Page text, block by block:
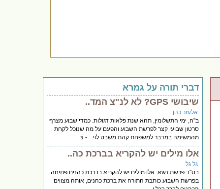
דברי תורה על גמרא
שיבושי GPS? לא לנ"צ המד..
אלעזר כהן
ב"ה, ימי התשלומין, תהא שנת פלאות דגולות. כמדי שבוע מצרף
סרטון שבועי קצר לפרשת השבוע והפעם על מה שנוכל לקחת
מהמשימה במדבר למשפחת קהת משבט לוי... - צ
אלו מילים יש להקריא בברכת כה..
גל גל
בס''ד פרשת נשא: אלו מילים יש להקריא בברכת כהנים פתיחה
בפרשת השבוע כותבת התורה את ברכת כהנים, אותה מצווים